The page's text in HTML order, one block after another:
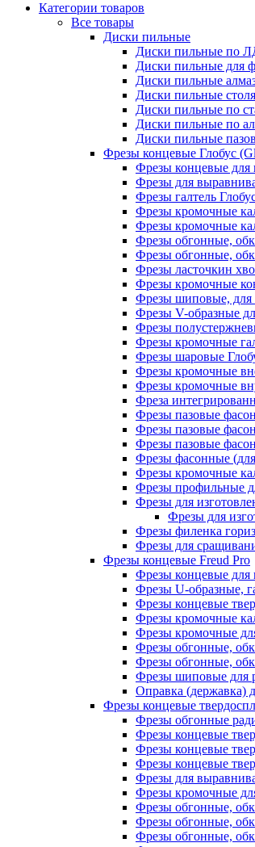
Категории товаров
Все товары
Диски пильные
Диски пильные по
Диски пильные для
Диски пильные
Диски пильные
Диски пильные по
Диски пильные по
Диски пильные
Фрезы концевые Глобус
Фрезы концевые для
Фрезы для
Фрезы галтель
Фрезы кромочные
Фрезы кромочные
Фрезы обгонные,
Фрезы обгонные,
Фрезы ласточкин
Фрезы кромочные
Фрезы шиповые, для
Фрезы V-образные
Фрезы
Фрезы кромочные
Фрезы шаровые
Фрезы кромочные
Фрезы кромочные
Фреза
Фрезы пазовые
Фрезы пазовые
Фрезы пазовые
Фрезы фасонные
Фрезы кромочные
Фрезы профильные
Фрезы для
Фрезы для
Фрезы филенка
Фрезы для
Фрезы концевые Freud Pro
Фрезы концевые для
Фрезы U-образные,
Фрезы концевые
Фрезы кромочные
Фрезы кромочные
Фрезы обгонные,
Фрезы обгонные,
Фрезы шиповые для
Оправка (державка)
Фрезы концевые
Фрезы обгонные
Фрезы концевые
Фрезы концевые
Фрезы концевые
Фрезы для
Фрезы кромочные
Фрезы обгонные,
Фрезы обгонные,
Фрезы обгонные,